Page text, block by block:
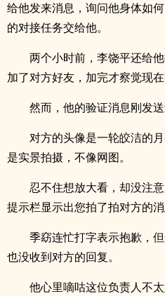
给他发来消息，询问他身体如
的对接任务交给他。
两个小时前，李饶平还给
加了对方好友，加完才察觉现
然而，他的验证消息刚发
对方的头像是一轮皎洁的
是实景拍摄，不像网图。
忍不住想放大看，却没注
提示栏显示出您拍了拍对方的消
季窈连忙打字表示抱歉，
也没收到对方的回复。
他心里嘀咕这位负责人不太